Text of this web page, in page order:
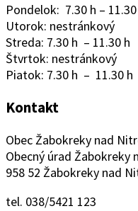
Pondelok: 7.30 h –
Utorok: nestránkový
Streda: 7.30 h – 11.30
Štvrtok: nestránkový
Piatok: 7.30 h – 11.30
Kontakt
Obec Žabokreky nad
Obecný úrad Žabokreky
958 52 Žabokreky nad
tel. 038/5421 123